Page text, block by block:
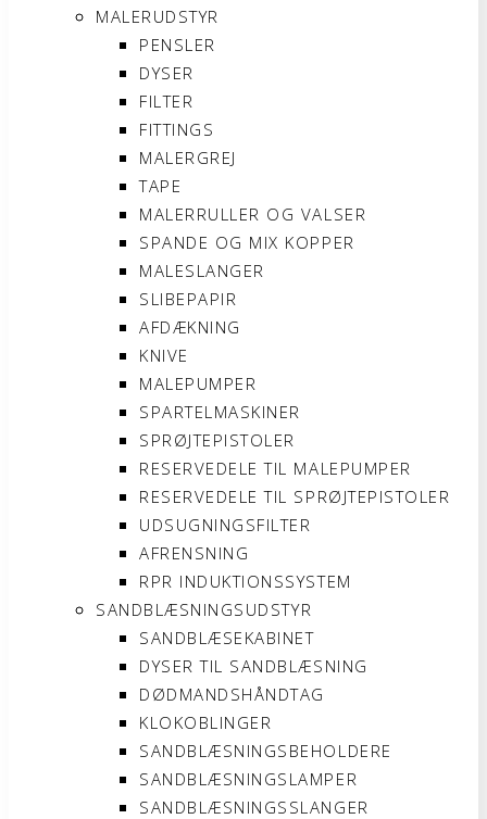
MALERUDSTYR
PENSLER
DYSER
FILTER
FITTINGS
MALERGREJ
TAPE
MALERRULLER OG VALSER
SPANDE OG MIX KOPPER
MALESLANGER
SLIBEPAPIR
AFDÆKNING
KNIVE
MALEPUMPER
SPARTELMASKINER
SPRØJTEPISTOLER
RESERVEDELE TIL MALEPUMPER
RESERVEDELE TIL SPRØJTEPISTOLER
UDSUGNINGSFILTER
AFRENSNING
RPR INDUKTIONSSYSTEM
SANDBLÆSNINGSUDSTYR
SANDBLÆSEKABINET
DYSER TIL SANDBLÆSNING
DØDMANDSHÅNDTAG
KLOKOBLINGER
SANDBLÆSNINGSBEHOLDERE
SANDBLÆSNINGSLAMPER
SANDBLÆSNINGSSLANGER